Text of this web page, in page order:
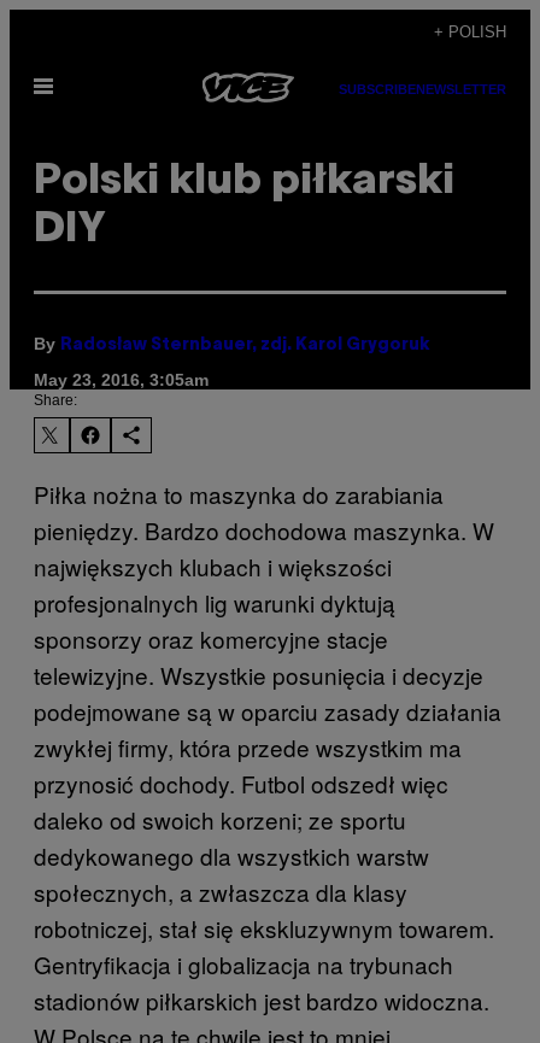
content
+ POLISH
Open
SUBSCRIBENEWSLETTER
Polski klub piłkarski
DIY
By Radosław Sternbauer, zdj. Karol Grygoruk
May 23, 2016, 3:05am
Share:
Piłka nożna to maszynka do zarabiania
pieniędzy. Bardzo dochodowa maszynka. W
największych klubach i większości
profesjonalnych lig warunki dyktują
sponsorzy oraz komercyjne stacje
telewizyjne. Wszystkie posunięcia i decyzje
podejmowane są w oparciu zasady działania
zwykłej firmy, która przede wszystkim ma
przynosić dochody. Futbol odszedł więc
daleko od swoich korzeni; ze sportu
dedykowanego dla wszystkich warstw
społecznych, a zwłaszcza dla klasy
robotniczej, stał się ekskluzywnym towarem.
Gentryfikacja i globalizacja na trybunach
stadionów piłkarskich jest bardzo widoczna.
W Polsce na tę chwilę jest to mniej